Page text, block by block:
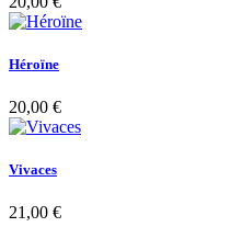
Héroïne
20,00 €
Vivaces
21,00 €